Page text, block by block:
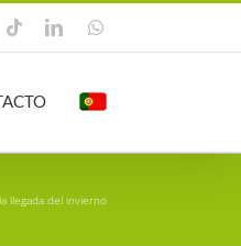
TiktokLinkedInWhatsApp
llegada del invierno